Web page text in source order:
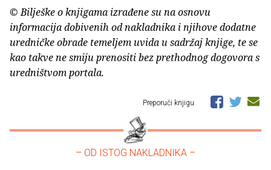
© Bilješke o knjigama izrađene su na osnovu
informacija dobivenih od nakladnika i njihove dodatne
uredničke obrade temeljem uvida u sadržaj knjige, te se
kao takve ne smiju prenositi bez prethodnog dogovora s
uredništvom portala.
Preporuči knjigu
– OD ISTOG NAKLADNIKA –